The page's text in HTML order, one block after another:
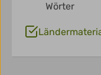
Wörter